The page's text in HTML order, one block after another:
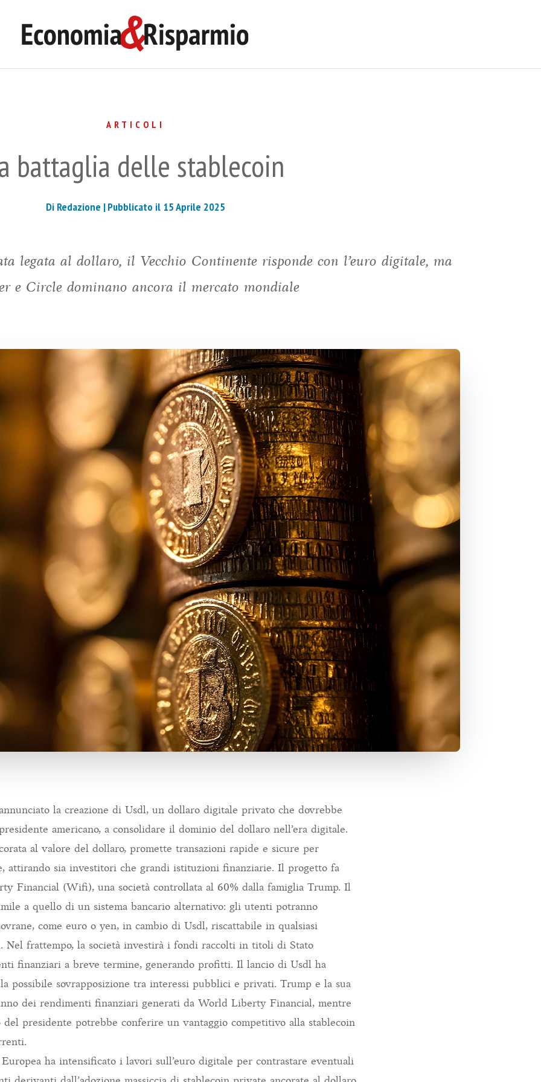
ARTICOLI
battaglia delle stablecoin
Di Redazione |Pubblicato il 15 Aprile 2025
legata al dollaro, il Vecchio Continente risponde con l’euro digitale, ma
e Circle dominano ancora il mercato mondiale
la creazione di Usdl, un dollaro digitale privato che dovrebbe
americano, a consolidare il dominio del dollaro nell’era digitale.
al valore del dollaro, promette transazioni rapide e sicure per
attirando sia investitori che grandi istituzioni finanziarie. Il progetto fa
Financial (Wifi), una società controllata al 60% dalla famiglia Trump. Il
a quello di un sistema bancario alternativo: gli utenti potranno
come euro o yen, in cambio di Usdl, riscattabile in qualsiasi
Nel frattempo, la società investirà i fondi raccolti in titoli di Stato
finanziari a breve termine, generando profitti. Il lancio di Usdl ha
possibile sovrapposizione tra interessi pubblici e privati. Trump e la sua
dei rendimenti finanziari generati da World Liberty Financial, mentre
presidente potrebbe conferire un vantaggio competitivo alla stablecoin
ha intensificato i lavori sull’euro digitale per contrastare eventuali